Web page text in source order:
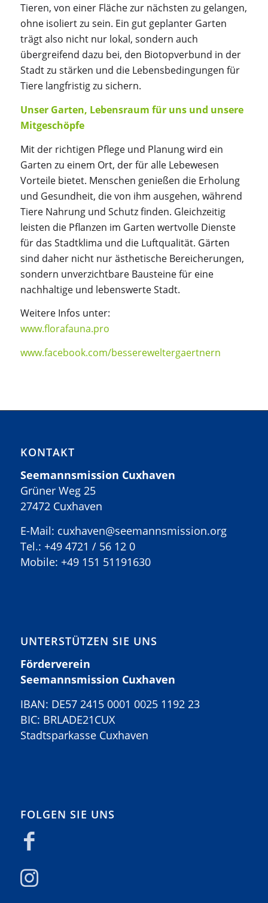
Tieren, von einer Fläche zur nächsten zu gelangen,
ohne isoliert zu sein. Ein gut geplanter Garten
trägt also nicht nur lokal, sondern auch
übergreifend dazu bei, den Biotopverbund in der
Stadt zu stärken und die Lebensbedingungen für
Tiere langfristig zu sichern.
Unser Garten, Lebensraum für uns und unsere
Mitgeschöpfe
Mit der richtigen Pflege und Planung wird ein
Garten zu einem Ort, der für alle Lebewesen
Vorteile bietet. Menschen genießen die Erholung
und Gesundheit, die von ihm ausgehen, während
Tiere Nahrung und Schutz finden. Gleichzeitig
leisten die Pflanzen im Garten wertvolle Dienste
für das Stadtklima und die Luftqualität. Gärten
sind daher nicht nur ästhetische Bereicherungen,
sondern unverzichtbare Bausteine für eine
nachhaltige und lebenswerte Stadt.
Weitere Infos unter:
www.florafauna.pro
www.facebook.com/bessereweltergaertnern
KONTAKT
Seemannsmission Cuxhaven
Grüner Weg 25
27472 Cuxhaven
E-Mail: cuxhaven@seemannsmission.org
Tel.: +49 4721 / 56 12 0
Mobile: +49 151 51191630
UNTERSTÜTZEN SIE UNS
Förderverein
Seemannsmission Cuxhaven
IBAN: DE57 2415 0001 0025 1192 23
BIC: BRLADE21CUX
Stadtsparkasse Cuxhaven
FOLGEN SIE UNS